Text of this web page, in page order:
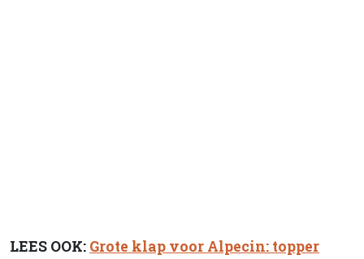
LEES OOK: Grote klap voor Alpecin: topper